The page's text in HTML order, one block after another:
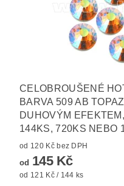
CELOBROUŠENÉ
BARVA 509 AB
DUHOVÝM
144KS, 720KS NEBO
od 120 Kč bez DPH
od 145 Kč
od 121 Kč / 144 ks